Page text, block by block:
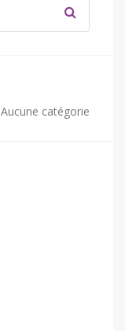
Aucune catégorie